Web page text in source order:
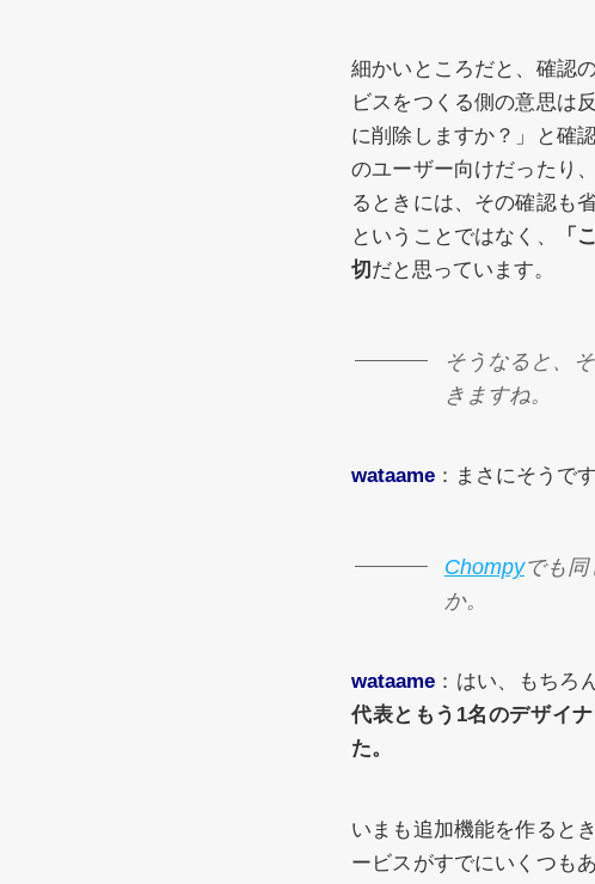
細かいところだと、確認
ビスをつくる側の意思は
に削除しますか？」と確
のユーザー向けだったり
るときには、その確認も
ということではなく、
「
切 だと思っています。
そうなると、
きますね。
wataame ：まさにそうです
Chompyでも同
か。
wataame ：はい、もちろ
代表ともう1名のデザイ
た。
いまも追加機能を作ると
ービスがすでにいくつも